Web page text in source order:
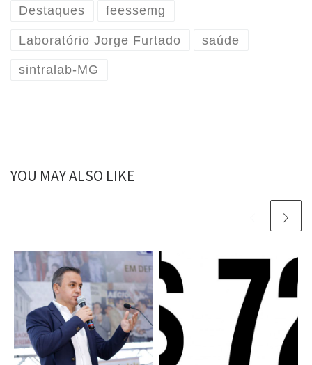
Destaques feessemg
Laboratório Jorge Furtado saúde
sintralab-MG
YOU MAY ALSO LIKE